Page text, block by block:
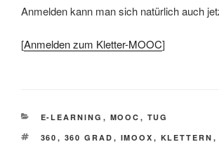
Anmelden kann man sich natürlich auch
[Anmelden zum Kletter-MOOC]
KATEGORIEN
E-LEARNING , MOOC , TUG
SCHLAGWÖRTER
360 , 360 GRAD , IMOOX , KLETTERN ,